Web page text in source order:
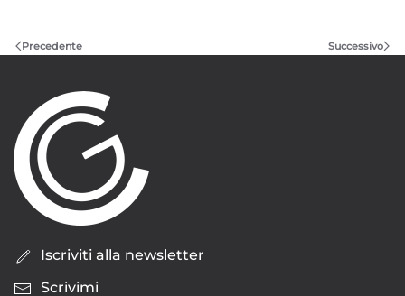
Precedente Successivo
Iscriviti alla newsletter
Scrivimi